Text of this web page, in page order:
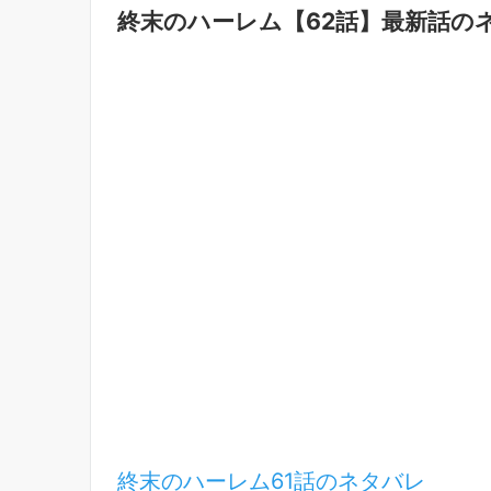
終末のハーレム【62話】最新話の
終末のハーレム61話のネタバレ